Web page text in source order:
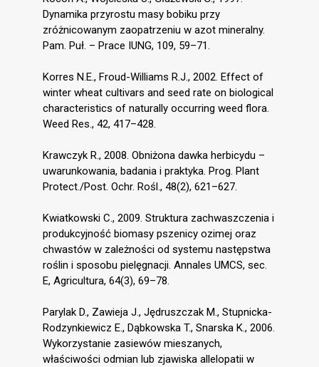
Dynamika przyrostu masy bobiku przy
zróżnicowanym zaopatrzeniu w azot mineralny.
Pam. Puł. – Prace IUNG, 109, 59–71.
Korres N.E., Froud-Williams R.J., 2002. Effect of
winter wheat cultivars and seed rate on biological
characteristics of naturally occurring weed flora.
Weed Res., 42, 417–428.
Krawczyk R., 2008. Obniżona dawka herbicydu –
uwarunkowania, badania i praktyka. Prog. Plant
Protect./Post. Ochr. Rośl., 48(2), 621–627.
Kwiatkowski C., 2009. Struktura zachwaszczenia i
produkcyjność biomasy pszenicy ozimej oraz
chwastów w zależności od systemu następstwa
roślin i sposobu pielęgnacji. Annales UMCS, sec.
E, Agricultura, 64(3), 69–78.
Parylak D., Zawieja J., Jędruszczak M., Stupnicka-
Rodzynkiewicz E., Dąbkowska T., Snarska K., 2006.
Wykorzystanie zasiewów mieszanych,
właściwości odmian lub zjawiska allelopatii w